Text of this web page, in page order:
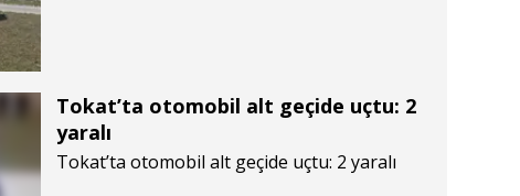
Tokat’ta otomobil alt geçide uçtu: 2
yaralı
Tokat’ta otomobil alt geçide uçtu: 2 yaralı